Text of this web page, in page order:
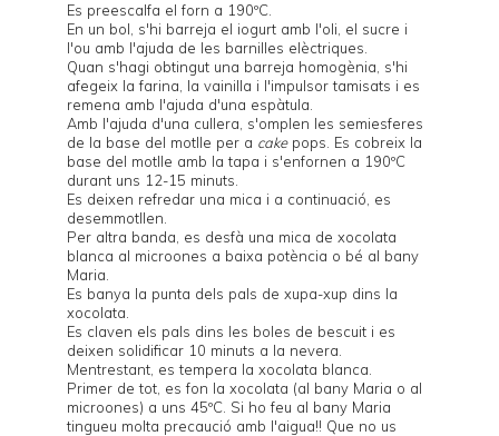
Es preescalfa el forn a 190ºC.
En un bol, s'hi barreja el iogurt amb l'oli, el sucre i
l'ou amb l'ajuda de les barnilles elèctriques.
Quan s'hagi obtingut una barreja homogènia, s'hi
afegeix la farina, la vainilla i l'impulsor tamisats i es
remena amb l'ajuda d'una espàtula.
Amb l'ajuda d'una cullera, s'omplen les semiesferes
de la base del motlle per a cakepops . Es cobreix la
base del motlle amb la tapa i s'enfornen a 190ºC
durant uns 12-15 minuts.
Es deixen refredar una mica i a continuació, es
desemmotllen.
Per altra banda, es desfà una mica de xocolata
blanca al microones a baixa potència o bé al bany
Maria.
Es banya la punta dels pals de xupa-xup dins la
xocolata.
Es claven els pals dins les boles de bescuit i es
deixen solidificar 10 minuts a la nevera.
Mentrestant, es tempera la xocolata blanca.
Primer de tot, es fon la xocolata (al bany Maria o al
microones) a uns 45ºC. Si ho feu al bany Maria
tingueu molta precaució amb l'aigua!! Que no us